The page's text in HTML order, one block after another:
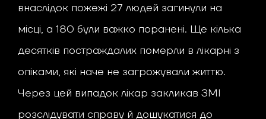
внаслідок пожежі 27 людей загинули на
місці, а 180 були важко поранені. Ще кілька
десятків постраждалих померли в лікарні з
опіками, які наче не загрожували життю.
Через цей випадок лікар закликав ЗМІ
розслідувати справу й дошукатися до